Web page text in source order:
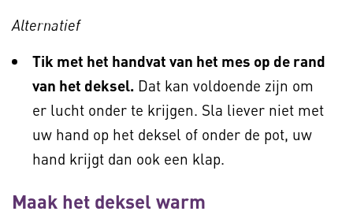
Alternatief
Tik met het handvat van het mes op de rand
van het deksel. Dat kan voldoende zijn om
er lucht onder te krijgen. Sla liever niet met
uw hand op het deksel of onder de pot, uw
hand krijgt dan ook een klap.
Maak het deksel warm